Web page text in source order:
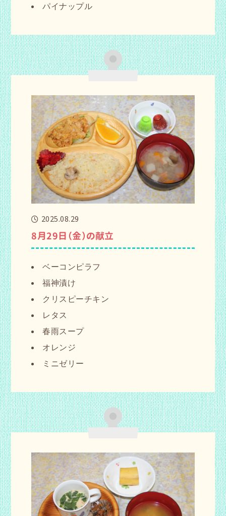
パイナップル
2025.08.29
8月29日（金）の献立
ベーコンピラフ
福神漬け
クリスピーチキン
レタス
春雨スープ
オレンジ
ミニゼリー